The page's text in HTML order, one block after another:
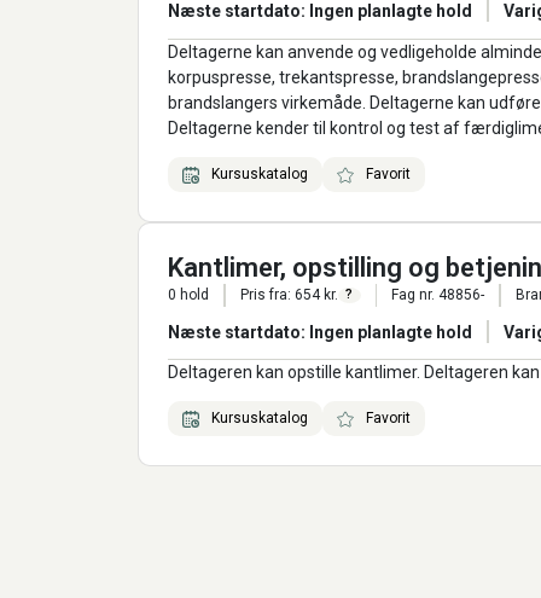
Næste startdato: Ingen planlagte hold
Deltagerne kan anvende og vedligeholde
korpuspresse, trekantspresse,
brandslangers virkemåde. Deltagerne kan
Deltagerne kender til kontrol og test af
Kursuskatalog Favorit
Kantlimer, opstilling og
0 hold Pris fra: 654 kr. ? Fag nr. 48856-
Næste startdato: Ingen planlagte hold
Deltageren kan opstille kantlimer. Deltageren
Kursuskatalog Favorit